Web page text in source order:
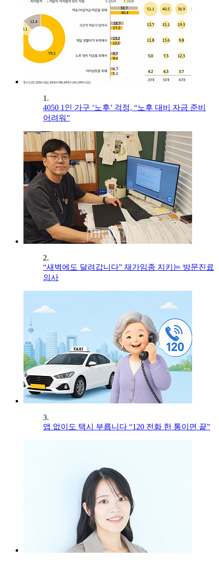
1.
4050 1인 가구 ‘노후’ 걱정, “노후 대비 자금 준비
어려워”
2.
“새벽에도 달려갑니다” 재가임종 지키는 방문진료
의사
3.
앱 없이도 택시 부릅니다 “120 전화 한 통이면 끝”